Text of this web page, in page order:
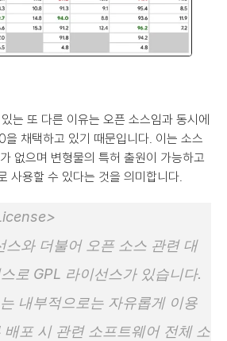
는 또 다른 이유는 오픈 소스임과 동시에
을 채택하고 있기 때문입니다. 이는 소스
없으며 변형물의 특허 출원이 가능하고
사용할 수 있다는 것을 의미합니다.
스와 더불어 오픈 소스 관련 대
로 GPL 라이선스가 있습니다.
내부적으로는 자유롭게 이용
배포 시 관련 소프트웨어 전체 소